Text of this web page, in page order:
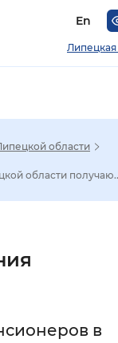
En
Липецкая
области
области
в